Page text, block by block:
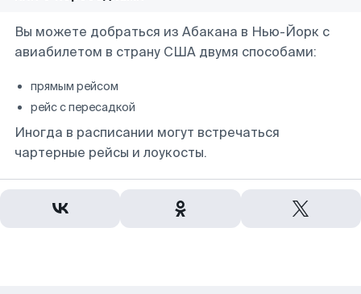
Вы можете добраться из Абакана в Нью-Йорк с
авиабилетом в страну США двумя способами:
прямым рейсом
рейс с пересадкой
Иногда в расписании могут встречаться
чартерные рейсы и лоукосты.